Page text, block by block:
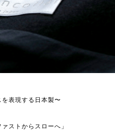
表現する日本製〜
ストからスローへ」